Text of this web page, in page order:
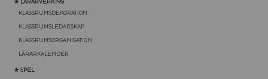
★ LÄRARVERKTYG
KLASSRUMSDEKORATION
KLASSRUMSLEDARSKAP
KLASSRUMSORGANISATION
LÄRARKALENDER
★ SPEL